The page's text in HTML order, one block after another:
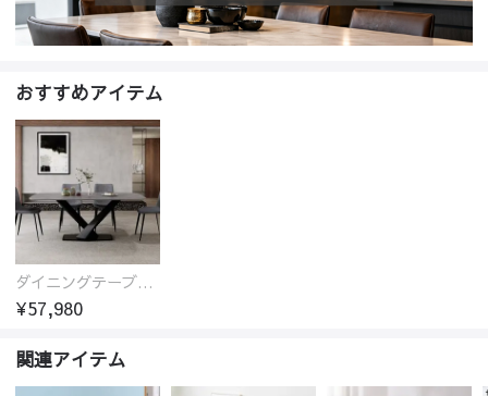
おすすめアイテム
ダイニングテーブル おしゃれ セラミック天板 大理石柄 食卓 4人用 4人 6人 140cm 160cm 180cm 耐久性 耐熱 食事テーブル
¥57,980
関連アイテム